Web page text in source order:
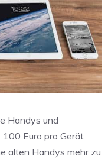
Handys und
Euro pro Gerät
alten Handys mehr zu